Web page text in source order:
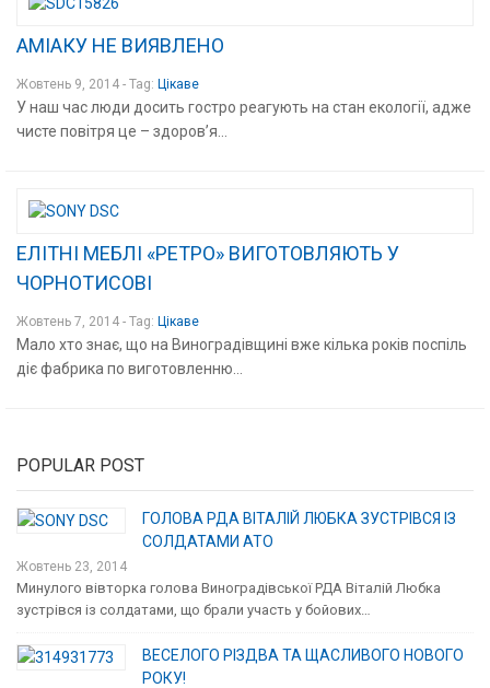
АМІАКУ НЕ ВИЯВЛЕНО
Жовтень 9, 2014 - Tag: Цікаве
У наш час люди досить гостро реагують на стан екології, адже
чисте повітря це – здоров’я...
ЕЛІТНІ МЕБЛІ «РЕТРО» ВИГОТОВЛЯЮТЬ У
ЧОРНОТИСОВІ
Жовтень 7, 2014 - Tag: Цікаве
Мало хто знає, що на Виноградівщині вже кілька років поспіль
діє фабрика по виготовленню...
POPULAR POST
ГОЛОВА РДА ВІТАЛІЙ ЛЮБКА ЗУСТРІВСЯ ІЗ
СОЛДАТАМИ АТО
Жовтень 23, 2014
Минулого вівторка голова Виноградівської РДА Віталій Любка
зустрівся із солдатами, що брали участь у бойових…
ВЕСЕЛОГО РІЗДВА ТА ЩАСЛИВОГО НОВОГО
РОКУ!